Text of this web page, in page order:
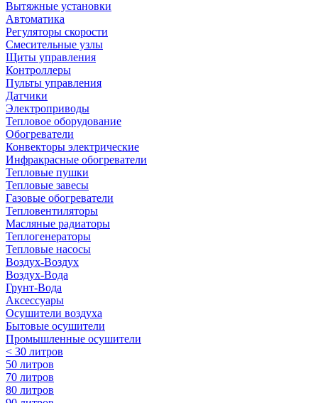
Вытяжные установки
Автоматика
Регуляторы скорости
Смесительные узлы
Щиты управления
Контроллеры
Пульты управления
Датчики
Электроприводы
Тепловое оборудование
Обогреватели
Конвекторы электрические
Инфракрасные обогреватели
Тепловые пушки
Тепловые завесы
Газовые обогреватели
Тепловентиляторы
Масляные радиаторы
Теплогенераторы
Тепловые насосы
Воздух-Воздух
Воздух-Вода
Грунт-Вода
Аксессуары
Осушители воздуха
Бытовые осушители
Промышленные осушители
< 30 литров
50 литров
70 литров
80 литров